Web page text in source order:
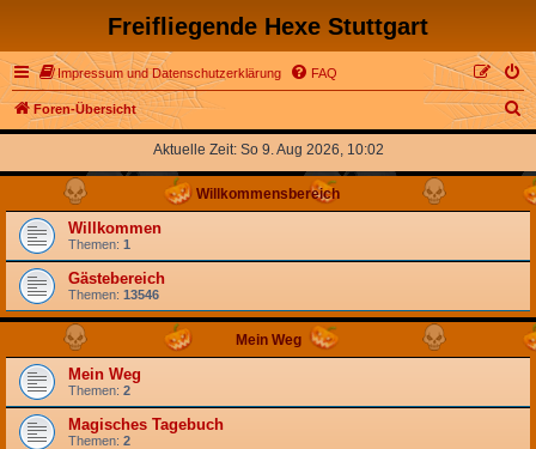
Freifliegende Hexe Stuttgart
Impressum und Datenschutzerklärung FAQ
Foren-Übersicht
S
u
h
Aktuelle Zeit: So 9. Aug 2026, 10:02
Willkommensbereich
Willkommen
Themen: 1
Gästebereich
Themen: 13546
Mein Weg
Mein Weg
Themen: 2
Magisches Tagebuch
Themen: 2